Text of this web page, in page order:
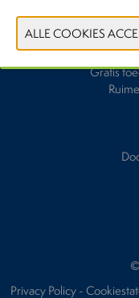
Gratis
Privacy Policy-